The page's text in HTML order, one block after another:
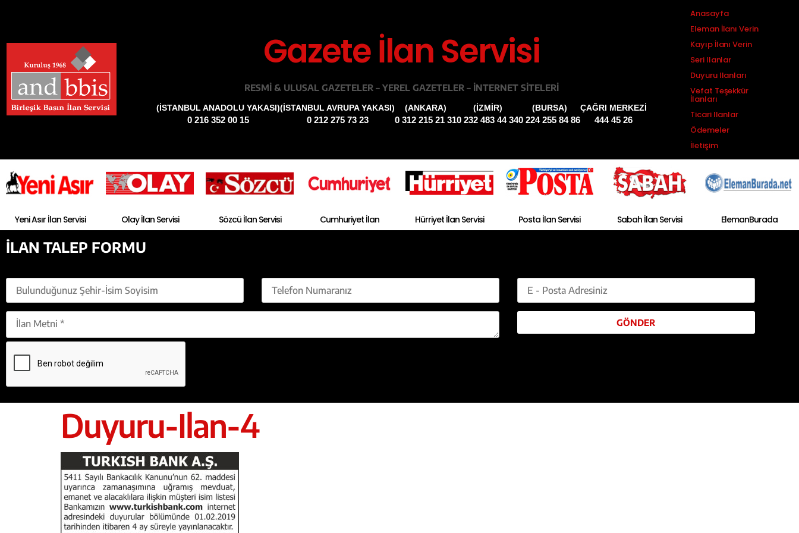
Gazete İlan Servisi
RESMI & ULUSAL GAZETELER – YEREL GAZETELER – INTERNET SITELERI
(İSTANBUL ANADOLU YAKASI)
0 216 352 00 15
(İSTANBUL AVRUPA YAKASI)
0 212 275 73 23
(ANKARA)
0 312 215 21 31
(İZMIR)
0 232 483 44 34
(BURSA)
0 224 255 84 86
ÇAĞRI MERKEZİ
444 45 26
Anasayfa
Eleman İlanı Verin
Kayıp İlanı Verin
Seri Ilanlar
Duyuru Ilanları
Vefat Teşekkür
İlanları
Ticari Ilanlar
Ödemeler
İletişim
Yeni Asır İlan Servisi Olay İlan Servisi Sözcü İlan Servisi Cumhuriyet İlan Hürriyet İlan Servisi Posta İlan Servisi Sabah İlan Servisi ElemanBurada
İLAN TALEP FORMU
Duyuru-Ilan-4